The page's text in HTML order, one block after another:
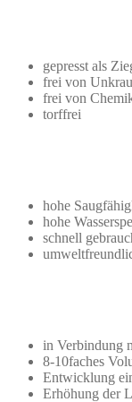
gepresst als
frei von
frei von
torffrei
hohe
hohe
schnell
in Verbindung
8-10faches
Entwicklung
Erhöhung der